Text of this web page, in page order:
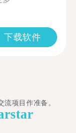
下载软件
项目作准备。
star